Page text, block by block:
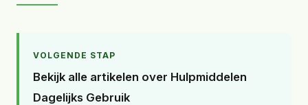
VOLGENDE STAP
Bekijk alle artikelen over Hulpmiddelen
Dagelijks Gebruik